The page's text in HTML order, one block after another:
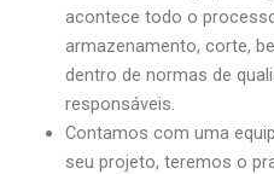
acontece todo o
armazenamento, corte,
dentro de normas de
responsáveis.
Contamos com uma
seu projeto, teremos o